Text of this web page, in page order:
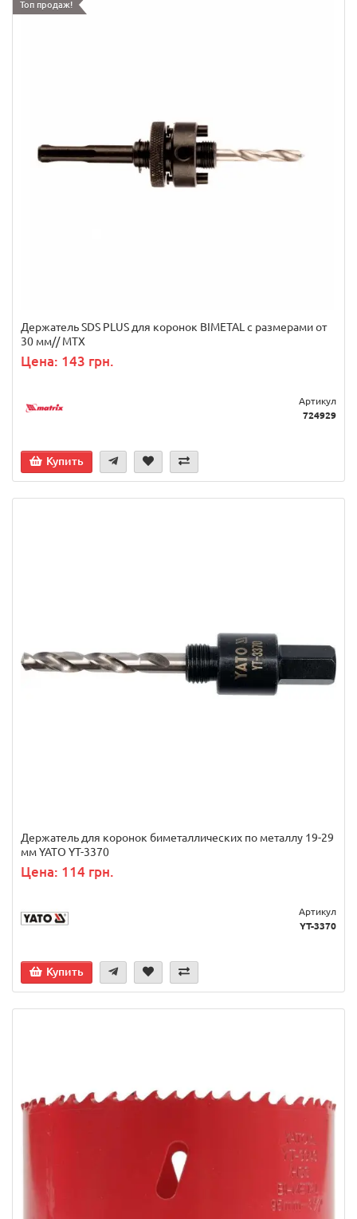
Топ продаж!
Держатель SDS PLUS для коронок BIMETAL с размерами от
30 мм// MTX
Цена: 143 грн.
Артикул
724929
Купить
Держатель для коронок биметаллических по металлу 19-29
мм YATO YT-3370
Цена: 114 грн.
Артикул
YT-3370
Купить